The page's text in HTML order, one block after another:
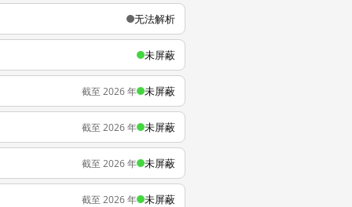
无法解析
未屏蔽
截至 2026 年 未屏蔽
截至 2026 年 未屏蔽
截至 2026 年 未屏蔽
截至 2026 年 未屏蔽